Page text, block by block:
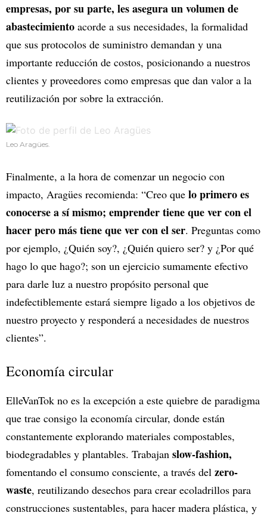
empresas, por su parte, les asegura un volumen de
abastecimiento acorde a sus necesidades, la formalidad
que sus protocolos de suministro demandan y una
importante reducción de costos, posicionando a nuestros
clientes y proveedores como empresas que dan valor a la
reutilización por sobre la extracción.
Leo Aragües.
Finalmente, a la hora de comenzar un negocio con
impacto, Aragües recomienda: “Creo que lo primero es
conocerse a sí mismo; emprender tiene que ver con el
hacer pero más tiene que ver con el ser. Preguntas como
por ejemplo, ¿Quién soy?, ¿Quién quiero ser? y ¿Por qué
hago lo que hago?; son un ejercicio sumamente efectivo
para darle luz a nuestro propósito personal que
indefectiblemente estará siempre ligado a los objetivos de
nuestro proyecto y responderá a necesidades de nuestros
clientes”.
Economía circular
ElleVanTok no es la excepción a este quiebre de paradigma
que trae consigo la economía circular, donde están
constantemente explorando materiales compostables,
biodegradables y plantables. Trabajan slow-fashion,
fomentando el consumo consciente, a través del zero-
waste, reutilizando desechos para crear ecoladrillos para
construcciones sustentables, para hacer madera plástica, y